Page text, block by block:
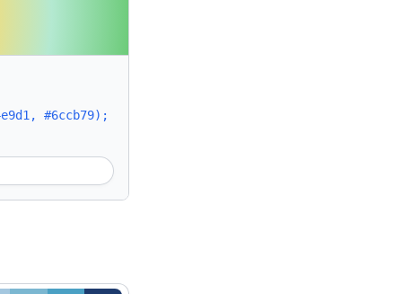
#6ccb79);